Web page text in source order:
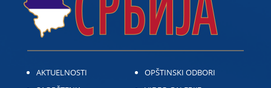
AKTUELNOSTI
OPŠTINSKI ODBORI